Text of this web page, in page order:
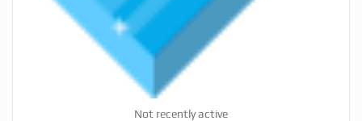
Not recently active